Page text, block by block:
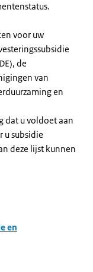
voor uw
de
van
en
dat u voldoet aan
u subsidie
deze lijst kunnen
en